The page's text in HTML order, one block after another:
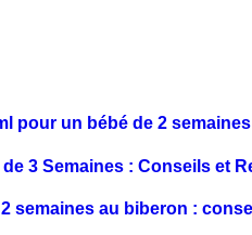
pour un bébé de 2 semaines
3 Semaines : Conseils et
semaines au biberon :